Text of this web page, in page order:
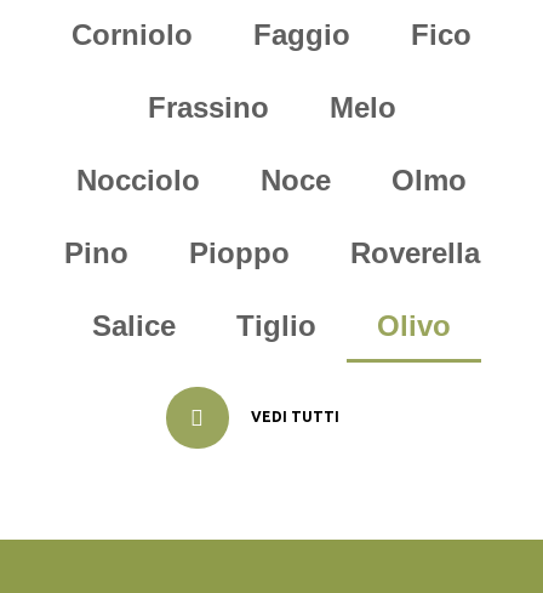
Corniolo Faggio Fico
Frassino Melo
Nocciolo Noce Olmo
Pino Pioppo Roverella
Salice Tiglio Olivo
VEDI TUTTI